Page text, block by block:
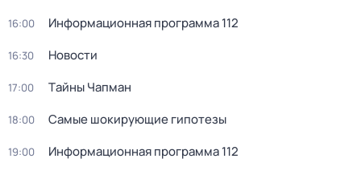
16:00 Информационная программа 112
16:30 Новости
17:00 Тaйны Чапман
18:00 Самые шoкиpующие гипотезы
19:00 Информационная программа 112